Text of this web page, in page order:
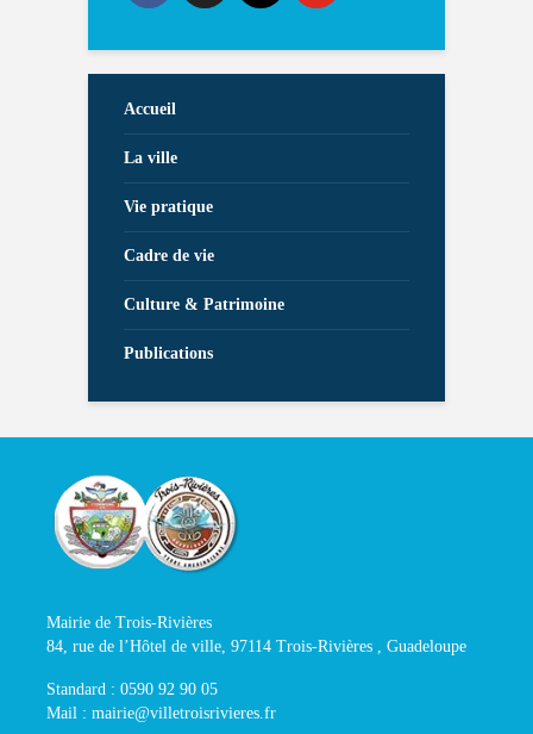
Accueil
La ville
Vie pratique
Cadre de vie
Culture & Patrimoine
Publications
Mairie de Trois-Rivières
84, rue de l’Hôtel de ville, 97114 Trois-Rivières , Guadeloupe
Standard : 0590 92 90 05
Mail : mairie@villetroisrivieres.fr